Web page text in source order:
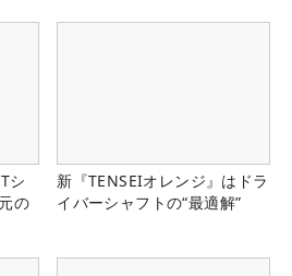
シ
の
新『TENSEIオレンジ』はドラ
イバーシャフトの“最適解”